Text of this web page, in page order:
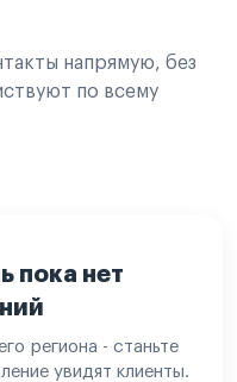
напрямую, без
по всему
пока нет
региона - станьте
увидят клиенты.